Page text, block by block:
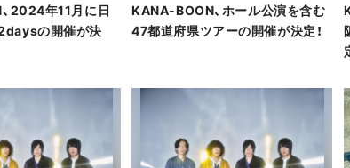
2024年11月に日
の開催が決
KANA-BOON、ホール公演を含む
47都道府県ツアーの開催が決定！